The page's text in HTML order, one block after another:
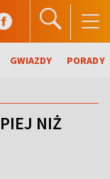
GWIAZDY PORADY
NIŻ